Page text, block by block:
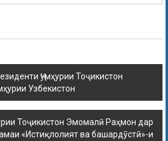
Ҷумҳурии Тоҷикистон
Узбекистон
Тоҷикистон Эмомалӣ Раҳмон дар
«Истиқлолият ва башардӯстӣ»-и